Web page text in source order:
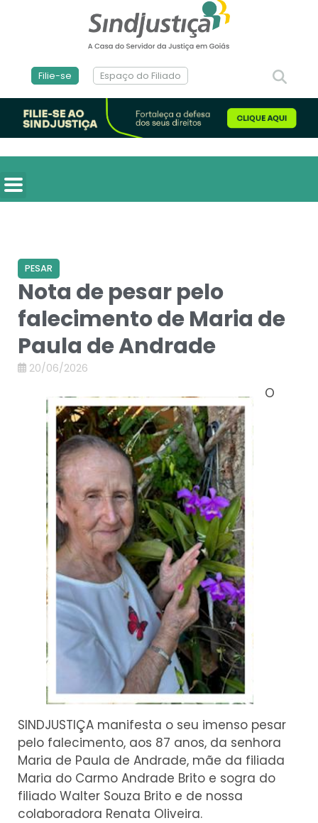
Filie-se Espaço do Filiado
PESAR
Nota de pesar pelo
falecimento de Maria de
Paula de Andrade
20/06/2026
O
SINDJUSTIÇA manifesta o seu imenso pesar
pelo falecimento, aos 87 anos, da senhora
Maria de Paula de Andrade, mãe da filiada
Maria do Carmo Andrade Brito e sogra do
filiado Walter Souza Brito e de nossa
colaboradora Renata Oliveira.